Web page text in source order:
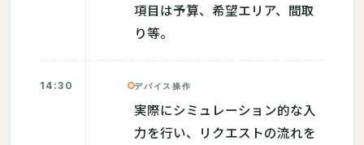
項目は予算、希望エリア、間取
り等。
14:30 デバイス操作
実際にシミュレーション的な入
力を行い、リクエストの流れを